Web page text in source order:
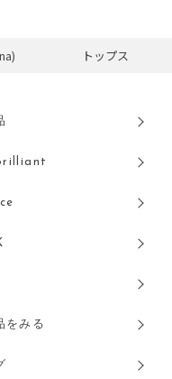
トップス
をみる